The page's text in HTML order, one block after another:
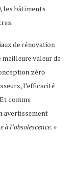
les bâtiments
de rénovation
valeur de
zéro
l’efficacité
comme
avertissement
à l’obsolescence. »